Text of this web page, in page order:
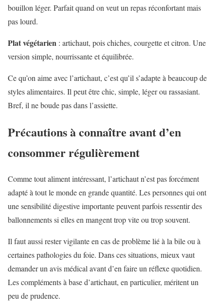
bouillon léger. Parfait quand on veut un repas réconfortant mais
pas lourd.
Plat végétarien : artichaut, pois chiches, courgette et citron. Une
version simple, nourrissante et équilibrée.
Ce qu’on aime avec l’artichaut, c’est qu’il s’adapte à beaucoup de
styles alimentaires. Il peut être chic, simple, léger ou rassasiant.
Bref, il ne boude pas dans l’assiette.
Précautions à connaître avant d’en
consommer régulièrement
Comme tout aliment intéressant, l’artichaut n’est pas forcément
adapté à tout le monde en grande quantité. Les personnes qui ont
une sensibilité digestive importante peuvent parfois ressentir des
ballonnements si elles en mangent trop vite ou trop souvent.
Il faut aussi rester vigilante en cas de problème lié à la bile ou à
certaines pathologies du foie. Dans ces situations, mieux vaut
demander un avis médical avant d’en faire un réflexe quotidien.
Les compléments à base d’artichaut, en particulier, méritent un
peu de prudence.